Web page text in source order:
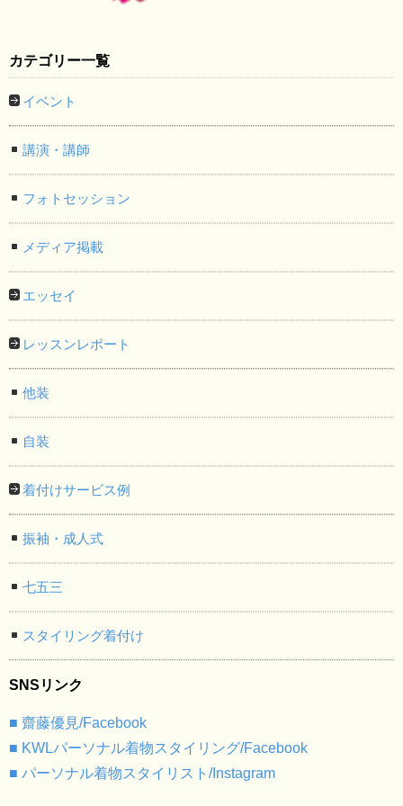
カテゴリー一覧
イベント
講演・講師
フォトセッション
メディア掲載
エッセイ
レッスンレポート
他装
自装
着付けサービス例
振袖・成人式
七五三
スタイリング着付け
SNSリンク
■ 齋藤優見/Facebook
■ KWLパーソナル着物スタイリング/Facebook
■ パーソナル着物スタイリスト/Instagram